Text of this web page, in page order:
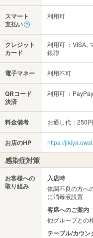
スマート
支払い
利用可
クレジット
カード
利用可 ：VISA､
銀聯
電子マネー 利用不可
QRコード
決済
利用可 ：PayPay
料金備考 お通し代：250円
お店のHP https://
感染症対策
お客様への
取り組み
入店時
体調不良の方へ
に消毒液設置
客席へのご案内
他グループとの
テーブル/カウン